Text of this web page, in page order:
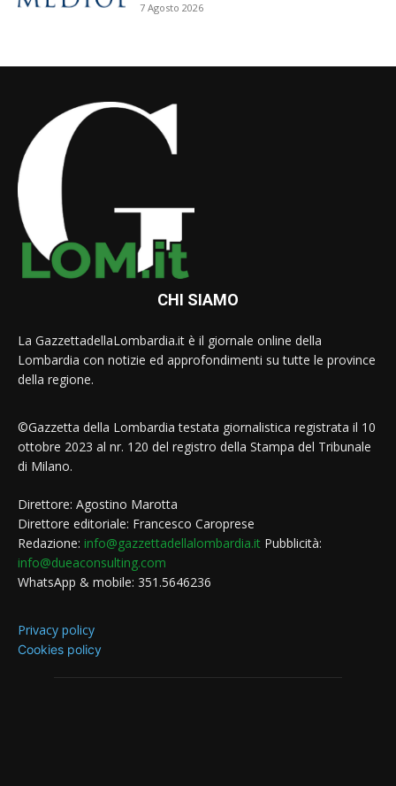
7 Agosto 2026
CHI SIAMO
La GazzettadellaLombardia.it è il giornale online della
Lombardia con notizie ed approfondimenti su tutte le province
della regione.
©Gazzetta della Lombardia testata giornalistica registrata il 10
ottobre 2023 al nr. 120 del registro della Stampa del Tribunale
di Milano.
Direttore: Agostino Marotta
Direttore editoriale: Francesco Caroprese
Redazione: info@gazzettadellalombardia.it Pubblicità:
info@dueaconsulting.com
WhatsApp & mobile: 351.5646236
Privacy policy
Cookies policy